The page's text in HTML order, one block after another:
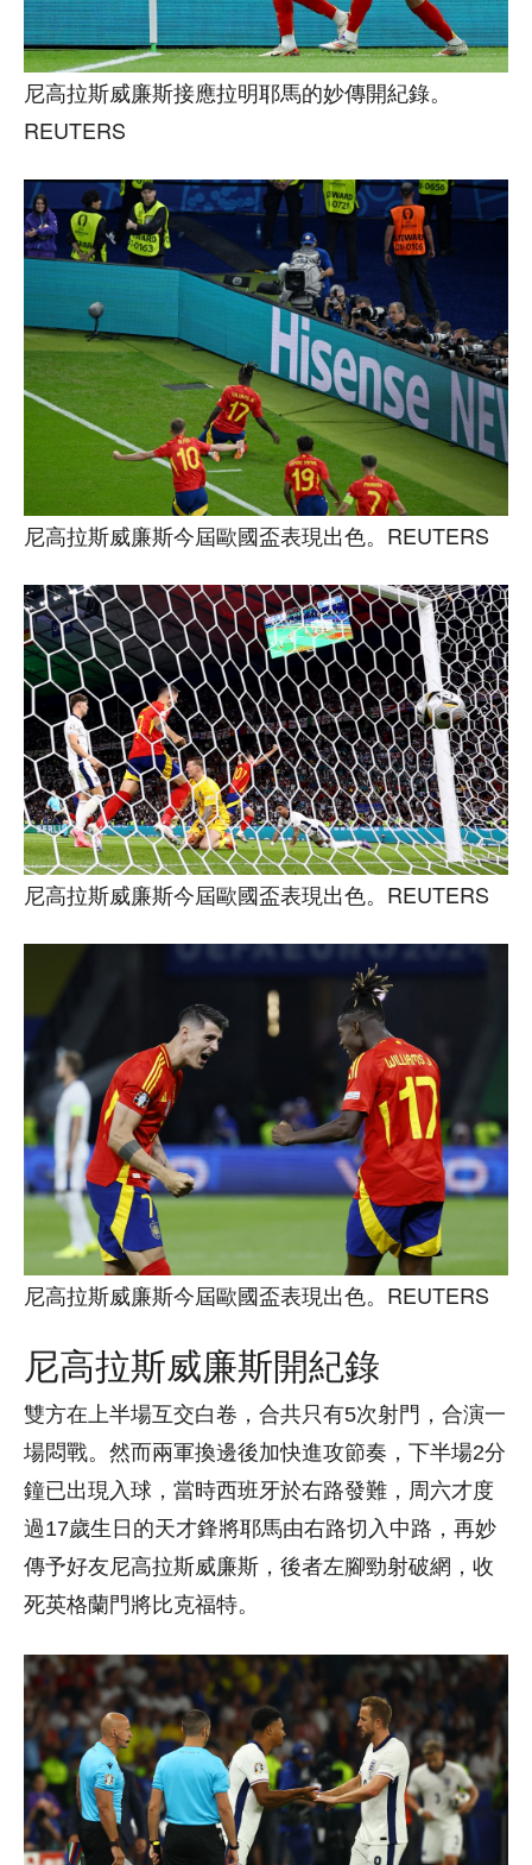
尼高拉斯威廉斯接應拉明耶馬的妙傳開紀錄。
REUTERS
尼高拉斯威廉斯今屆歐國盃表現出色。REUTERS
尼高拉斯威廉斯今屆歐國盃表現出色。REUTERS
尼高拉斯威廉斯今屆歐國盃表現出色。REUTERS
尼高拉斯威廉斯開紀錄
雙方在上半場互交白卷，合共只有5次射門，合演一
場悶戰。然而兩軍換邊後加快進攻節奏，下半場2分
鐘已出現入球，當時西班牙於右路發難，周六才度
過17歲生日的天才鋒將耶馬由右路切入中路，再妙
傳予好友尼高拉斯威廉斯，後者左腳勁射破網，收
死英格蘭門將比克福特。